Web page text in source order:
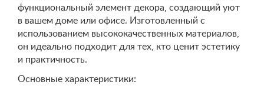
функциональный элемент декора, создающий уют
в вашем доме или офисе. Изготовленный с
использованием высококачественных материалов,
он идеально подходит для тех, кто ценит эстетику
и практичность.
Основные характеристики: